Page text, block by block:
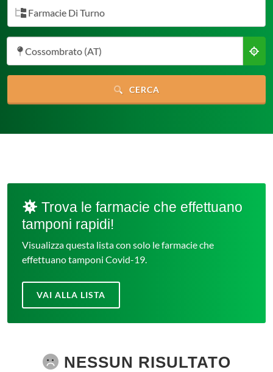
Farmacie Di Turno
Cossombrato (AT)
CERCA
Trova le farmacie che effettuano
tamponi rapidi!
Visualizza questa lista con solo le farmacie che
effettuano tamponi Covid-19.
VAI ALLA LISTA
NESSUN RISULTATO